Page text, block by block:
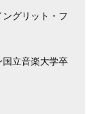
グリット・フ
立音楽大学卒